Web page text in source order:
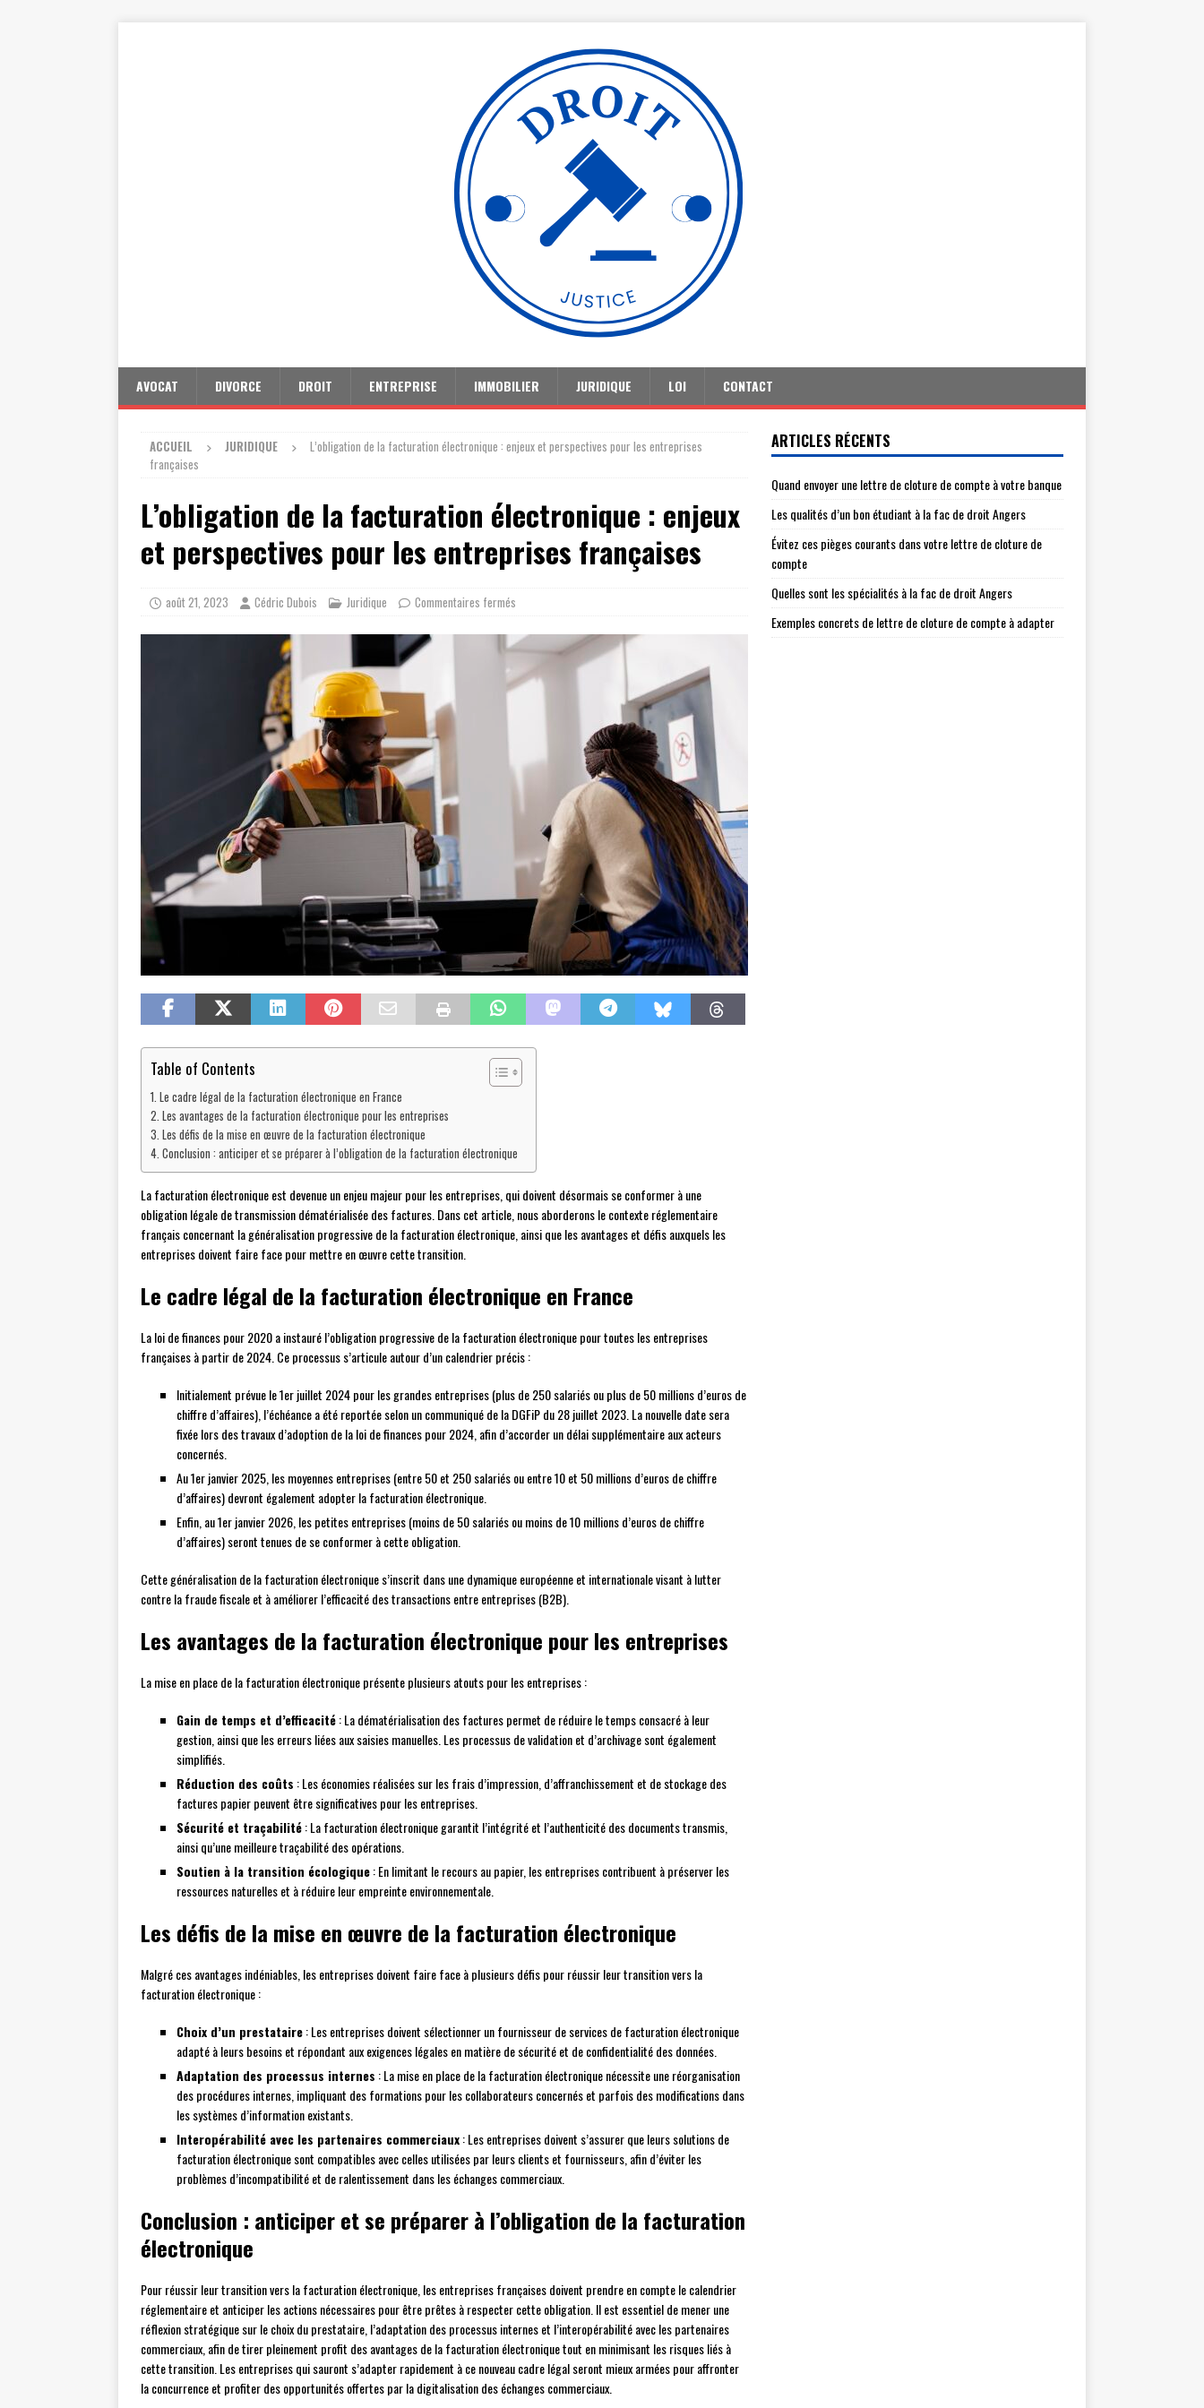
AVOCAT DIVORCE DROIT ENTREPRISE IMMOBILIER JURIDIQUE LOI CONTACT
ACCUEIL JURIDIQUE
L’obligation de la facturation électronique : enjeux et perspectives pour les entreprises
françaises
L’obligation de la facturation électronique : enjeux
et perspectives pour les entreprises françaises
août 21, 2023 Cédric Dubois Juridique Commentaires fermés
Table of Contents
Le cadre légal de la facturation électronique en France
Les avantages de la facturation électronique pour les entreprises
Les défis de la mise en œuvre de la facturation électronique
Conclusion : anticiper et se préparer à l’obligation de la facturation électronique
La facturation électronique est devenue un enjeu majeur pour les entreprises, qui doivent désormais se conformer à une
obligation légale de transmission dématérialisée des factures. Dans cet article, nous aborderons le contexte réglementaire
français concernant la généralisation progressive de la facturation électronique, ainsi que les avantages et défis auxquels les
entreprises doivent faire face pour mettre en œuvre cette transition.
Le cadre légal de la facturation électronique en France
La loi de finances pour 2020 a instauré l’obligation progressive de la facturation électronique pour toutes les entreprises
françaises à partir de 2024. Ce processus s’articule autour d’un calendrier précis :
Initialement prévue le 1er juillet 2024 pour les grandes entreprises (plus de 250 salariés ou plus de 50 millions d’euros de
chiffre d’affaires), l’échéance a été reportée selon un communiqué de la DGFiP du 28 juillet 2023. La nouvelle date sera
fixée lors des travaux d’adoption de la loi de finances pour 2024, afin d’accorder un délai supplémentaire aux acteurs
concernés.
Au 1er janvier 2025, les moyennes entreprises (entre 50 et 250 salariés ou entre 10 et 50 millions d’euros de chiffre
d’affaires) devront également adopter la facturation électronique.
Enfin, au 1er janvier 2026, les petites entreprises (moins de 50 salariés ou moins de 10 millions d’euros de chiffre
d’affaires) seront tenues de se conformer à cette obligation.
Cette généralisation de la facturation électronique s’inscrit dans une dynamique européenne et internationale visant à lutter
contre la fraude fiscale et à améliorer l’efficacité des transactions entre entreprises (B2B).
Les avantages de la facturation électronique pour les entreprises
La mise en place de la facturation électronique présente plusieurs atouts pour les entreprises :
Gain de temps et d’efficacité: La dématérialisation des factures permet de réduire le temps consacré à leur
gestion, ainsi que les erreurs liées aux saisies manuelles. Les processus de validation et d’archivage sont également
simplifiés.
Réduction des coûts : Les économies réalisées sur les frais d’impression, d’affranchissement et de stockage des
factures papier peuvent être significatives pour les entreprises.
Sécurité et traçabilité: La facturation électronique garantit l’intégrité et l’authenticité des documents transmis,
ainsi qu’une meilleure traçabilité des opérations.
Soutien à la transition écologique: En limitant le recours au papier, les entreprises contribuent à préserver les
ressources naturelles et à réduire leur empreinte environnementale.
Les défis de la mise en œuvre de la facturation électronique
Malgré ces avantages indéniables, les entreprises doivent faire face à plusieurs défis pour réussir leur transition vers la
facturation électronique :
Choix d’un prestataire: Les entreprises doivent sélectionner un fournisseur de services de facturation électronique
adapté à leurs besoins et répondant aux exigences légales en matière de sécurité et de confidentialité des données.
Adaptation des processus internes : La mise en place de la facturation électronique nécessite une réorganisation
des procédures internes, impliquant des formations pour les collaborateurs concernés et parfois des modifications dans
les systèmes d’information existants.
Interopérabilité avec les partenaires commerciaux: Les entreprises doivent s’assurer que leurs solutions de
facturation électronique sont compatibles avec celles utilisées par leurs clients et fournisseurs, afin d’éviter les
problèmes d’incompatibilité et de ralentissement dans les échanges commerciaux.
Conclusion : anticiper et se préparer à l’obligation de la facturation
électronique
Pour réussir leur transition vers la facturation électronique, les entreprises françaises doivent prendre en compte le calendrier
réglementaire et anticiper les actions nécessaires pour être prêtes à respecter cette obligation. Il est essentiel de mener une
réflexion stratégique sur le choix du prestataire, l’adaptation des processus internes et l’interopérabilité avec les partenaires
commerciaux, afin de tirer pleinement profit des avantages de la facturation électronique tout en minimisant les risques liés à
cette transition. Les entreprises qui sauront s’adapter rapidement à ce nouveau cadre légal seront mieux armées pour affronter
la concurrence et profiter des opportunités offertes par la digitalisation des échanges commerciaux.
ARTICLES RÉCENTS
Quand envoyer une lettre de cloture de compte à votre banque
Les qualités d’un bon étudiant à la fac de droit Angers
Évitez ces pièges courants dans votre lettre de cloture de
compte
Quelles sont les spécialités à la fac de droit Angers
Exemples concrets de lettre de cloture de compte à adapter